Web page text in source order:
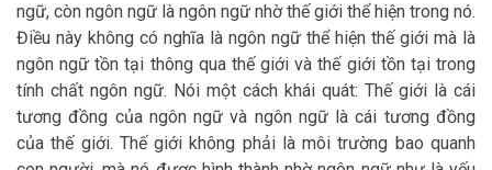
ngữ, còn ngôn ngữ là ngôn ngữ nhờ thế giới thể hiện trong nó.
Điều này không có nghĩa là ngôn ngữ thể hiện thế giới mà là
ngôn ngữ tồn tại thông qua thế giới và thế giới tồn tại trong
tính chất ngôn ngữ. Nói một cách khái quát: Thế giới là cái
tương đồng của ngôn ngữ và ngôn ngữ là cái tương đồng
của thế giới. Thế giới không phải là môi trường bao quanh